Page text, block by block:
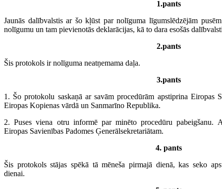
1.pants
Jaunās dalībvalstis ar šo kļūst par nolīguma līgumslēdzējām
nolīgumu un tam pievienotās deklarācijas, kā to dara esošās
2.pants
Šis protokols ir nolīguma neatņemama daļa.
3.pants
1. Šo protokolu saskaņā ar savām procedūrām apstiprina Eiropas
Eiropas Kopienas vārdā un Sanmarīno Republika.
2. Puses viena otru informē par minēto procedūru pabeigšanu.
Eiropas Savienības Padomes Ģenerālsekretariātam.
4. pants
Šis protokols stājas spēkā tā mēneša pirmajā dienā, kas seko
dienai.